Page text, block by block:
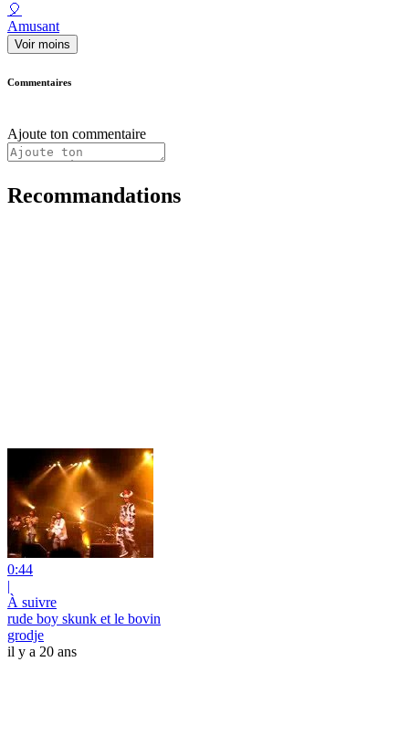
🎈
Amusant
Voir moins
Commentaires
Ajoute ton commentaire
Recommandations
0:44
|
À suivre
rude boy skunk et le bovin
grodje
il y a 20 ans